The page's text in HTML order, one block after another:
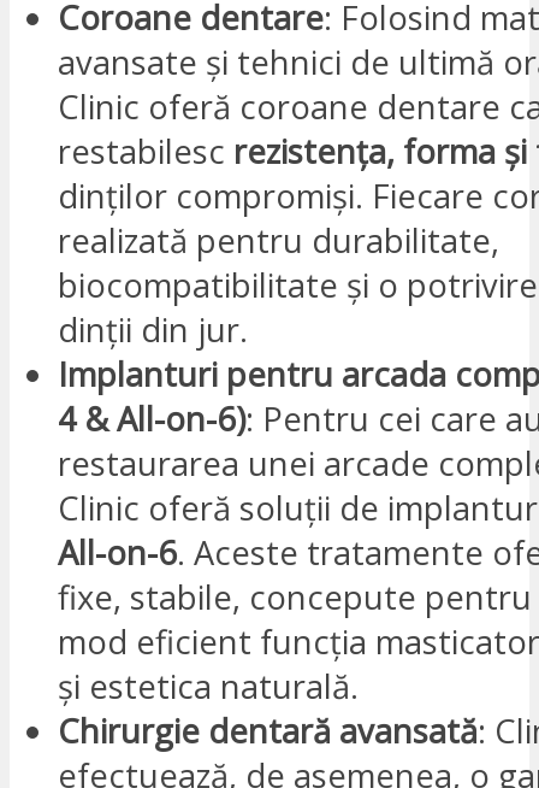
Coroane dentare: Folosind
avansate și tehnici de ultimă
Clinic oferă coroane dentare
restabilesc rezistența, forma
dinților compromiși. Fiecare
realizată pentru durabilitate,
biocompatibilitate și o
dinții din jur.
Implanturi pentru arcada
4 & All-on-6): Pentru cei care
restaurarea unei arcade
Clinic oferă soluții de
All-on-6. Aceste tratamente
fixe, stabile, concepute
mod eficient funcția
și estetica naturală.
Chirurgie dentară avansată:
efectuează, de asemenea, o